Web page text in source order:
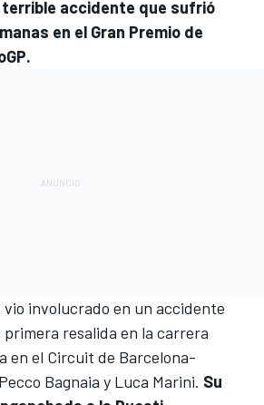
accidente que sufrió
en el Gran Premio de
.
involucrado en un accidente
resalida en la carrera
en el Circuit de Barcelona-
Pecco Bagnaia y Luca Marini. Su